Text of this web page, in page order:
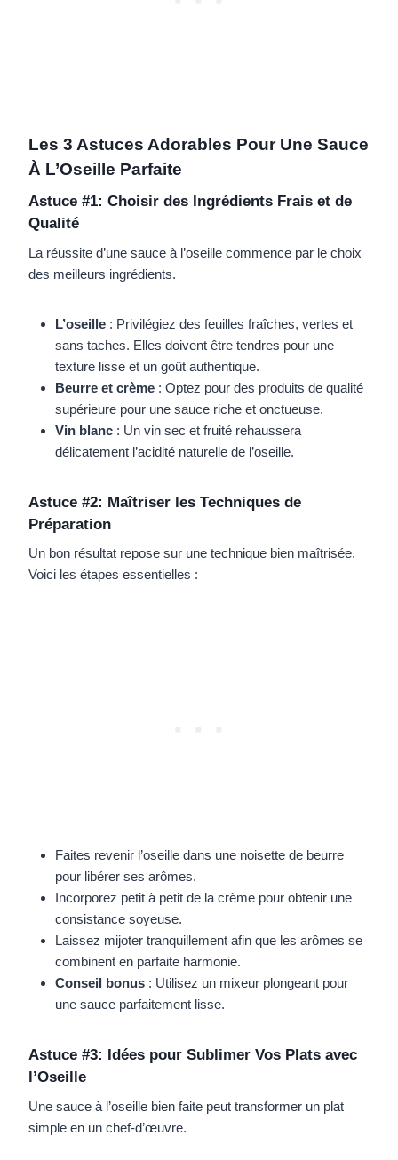
Les 3 Astuces Adorables Pour Une Sauce
À L’Oseille Parfaite
Astuce #1: Choisir des Ingrédients Frais et de
Qualité
La réussite d’une sauce à l’oseille commence par le choix
des meilleurs ingrédients.
L’oseille : Privilégiez des feuilles fraîches, vertes et
sans taches. Elles doivent être tendres pour une
texture lisse et un goût authentique.
Beurre et crème : Optez pour des produits de qualité
supérieure pour une sauce riche et onctueuse.
Vin blanc : Un vin sec et fruité rehaussera
délicatement l’acidité naturelle de l’oseille.
Astuce #2: Maîtriser les Techniques de
Préparation
Un bon résultat repose sur une technique bien maîtrisée.
Voici les étapes essentielles :
Faites revenir l’oseille dans une noisette de beurre
pour libérer ses arômes.
Incorporez petit à petit de la crème pour obtenir une
consistance soyeuse.
Laissez mijoter tranquillement afin que les arômes se
combinent en parfaite harmonie.
Conseil bonus : Utilisez un mixeur plongeant pour
une sauce parfaitement lisse.
Astuce #3: Idées pour Sublimer Vos Plats avec
l’Oseille
Une sauce à l’oseille bien faite peut transformer un plat
simple en un chef-d’œuvre.